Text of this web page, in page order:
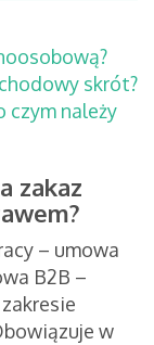
skrót?
czym należy
zakaz
– umowa
B2B –
w